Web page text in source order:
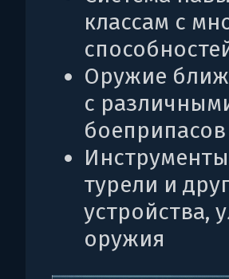
классам с
Оружие
с
боеприпасов
турели и
устройства,
оружия